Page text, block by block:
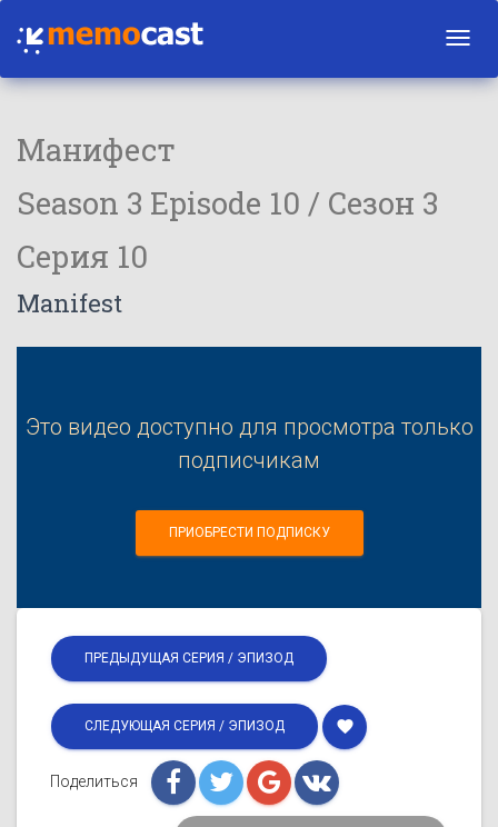
Манифест
Season 3 Episode 10 / Сезон 3
Серия 10
Manifest
Это видео доступно для просмотра только
подписчикам
ПРИОБРЕСТИ ПОДПИСКУ
ПРЕДЫДУЩАЯ СЕРИЯ / ЭПИЗОД
СЛЕДУЮЩАЯ СЕРИЯ / ЭПИЗОД favorite
Поделиться